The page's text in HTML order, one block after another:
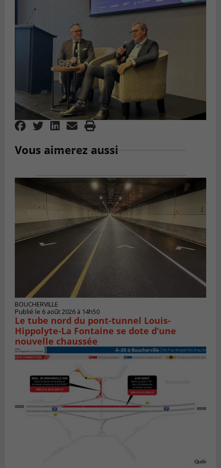
Vous aimerez aussi
BOUCHERVILLE
Publié le 6 août 2026 à 14h50
Le tube nord du pont-tunnel Louis-
Hippolyte-La Fontaine se dote d’une
nouvelle chaussée